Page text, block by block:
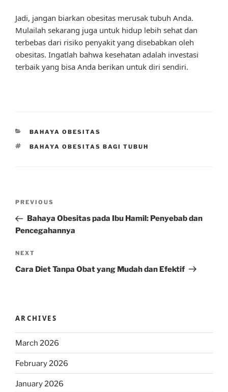
Jadi, jangan biarkan obesitas merusak tubuh Anda.
Mulailah sekarang juga untuk hidup lebih sehat dan
terbebas dari risiko penyakit yang disebabkan oleh
obesitas. Ingatlah bahwa kesehatan adalah investasi
terbaik yang bisa Anda berikan untuk diri sendiri.
CATEGORIES
BAHAYA OBESITAS
TAGS
BAHAYA OBESITAS BAGI TUBUH
Previous
Post
PREVIOUS
Bahaya Obesitas pada Ibu Hamil: Penyebab dan
Pencegahannya
Next
Post
NEXT
Cara Diet Tanpa Obat yang Mudah dan Efektif
ARCHIVES
March 2026
February 2026
January 2026